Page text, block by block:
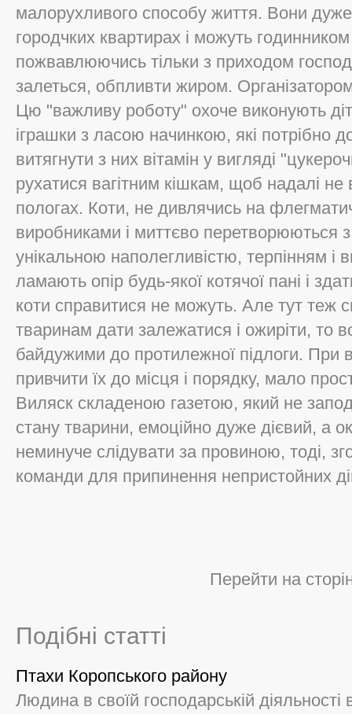
малорухливого способу життя. Вони
городчких квартирах і можуть
пожвавлюючись тільки з приходом
залеться, обпливти жиром.
Цю "важливу роботу" охоче виконують
іграшки з ласою начинкою, які потрібно
витягнути з них вітамін у вигляді
рухатися вагітним кішкам, щоб надалі
пологах. Коти, не дивлячись на
виробниками і миттєво перетворюються
унікальною наполегливістю, терпінням
ламають опір будь-якої котячої пані і
коти справитися не можуть. Але тут теж
тваринам дати залежатися і ожиріти, то
байдужими до протилежної підлоги. При
привчити їх до місця і порядку, мало
Виляск складеною газетою, який не
стану тварини, емоційно дуже дієвий, а
неминуче слідувати за провиною, тоді,
команди для припинення непристойних
Перейти на
Подібні статті
Птахи Коропського району
Людина в своїй господарській діяльності